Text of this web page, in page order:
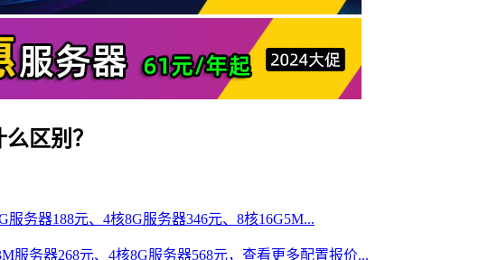
区别？
务器188元、4核8G服务器346元、8核16G5M...
服务器268元、4核8G服务器568元，查看更多配置报价...